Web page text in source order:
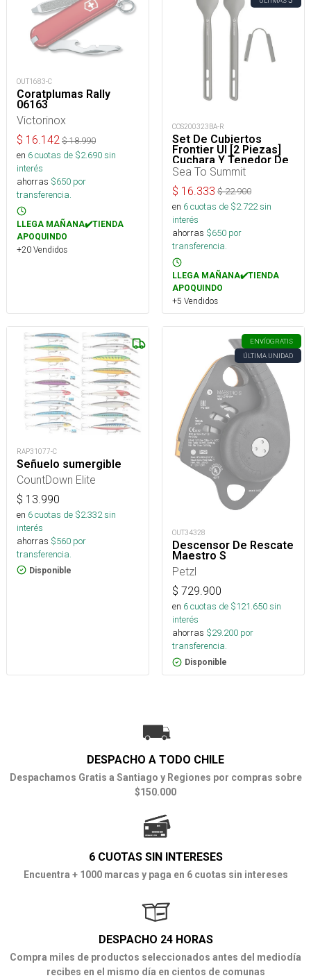
OUT1683-C
Coratplumas Rally
06163
Victorinox
$ 16.142 $18.990
en 6cuotas de $2.690sin
interés
ahorras $650 por
transferencia.
LLEGA MAÑANA✔️TIENDA
APOQUINDO
+20 Vendidos
COS200323BA-R
Set De Cubiertos
Frontier Ul [2 Piezas]
Cuchara Y Tenedor De
Mango Largo
Sea To Summit
$ 16.333 $22.900
en 6cuotas de $2.722sin
interés
ahorras $650 por
transferencia.
LLEGA MAÑANA✔️TIENDA
APOQUINDO
+5 Vendidos
RAP31077-C
Señuelo sumergible
CountDown Elite
$ 13.990
en 6cuotas de $2.332sin
interés
ahorras $560 por
transferencia.
Disponible
ENVÍOGRATIS
ÚLTIMA UNIDAD
OUT34328
Descensor De Rescate
Maestro S
Petzl
$ 729.900
en 6cuotas de $121.650sin
interés
ahorras $29.200 por
transferencia.
Disponible
DESPACHO A TODO CHILE
Despachamos Gratis a Santiago y Regiones por compras sobre
$150.000
6 CUOTAS SIN INTERESES
Encuentra + 1000 marcas y paga en 6 cuotas sin intereses
DESPACHO 24 HORAS
Compra miles de productos seleccionados antes del mediodía
recibes en el mismo día en cientos de comunas